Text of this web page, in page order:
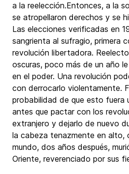
a la reelección.Entonces, a la
se atropellaron derechos y se
Las elecciones verificadas en
sangrienta al sufragio, primera
revolución libertadora.
oscuras, poco más de un año
en el poder. Una revolución
con derrocarlo violentamente.
probabilidad de que esto fuera
antes que pactar con los
extranjero y dejarlo de nuevo
la cabeza tenazmente en alto,
mundo, dos años después,
Oriente, reverenciado por sus